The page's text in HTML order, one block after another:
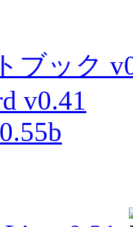
ブック
v0.41